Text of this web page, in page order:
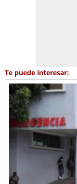
Te puede interesar: